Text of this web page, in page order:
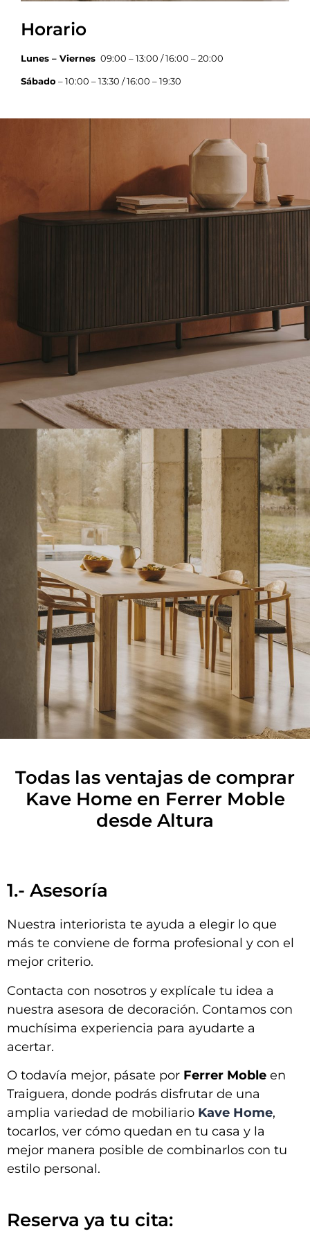
Horario
Lunes – Viernes 09:00 – 13:00 / 16:00 – 20:00
Sábado – 10:00 – 13:30 / 16:00 – 19:30
Todas las ventajas de comprar
Kave Home en Ferrer Moble
desde Altura
1.- Asesoría
Nuestra interiorista te ayuda a elegir lo que
más te conviene de forma profesional y con el
mejor criterio.
Contacta con nosotros y explícale tu idea a
nuestra asesora de decoración. Contamos con
muchísima experiencia para ayudarte a
acertar.
O todavía mejor, pásate por Ferrer Moble en
Traiguera, donde podrás disfrutar de una
amplia variedad de mobiliario Kave Home,
tocarlos, ver cómo quedan en tu casa y la
mejor manera posible de combinarlos con tu
estilo personal.
Reserva ya tu cita: